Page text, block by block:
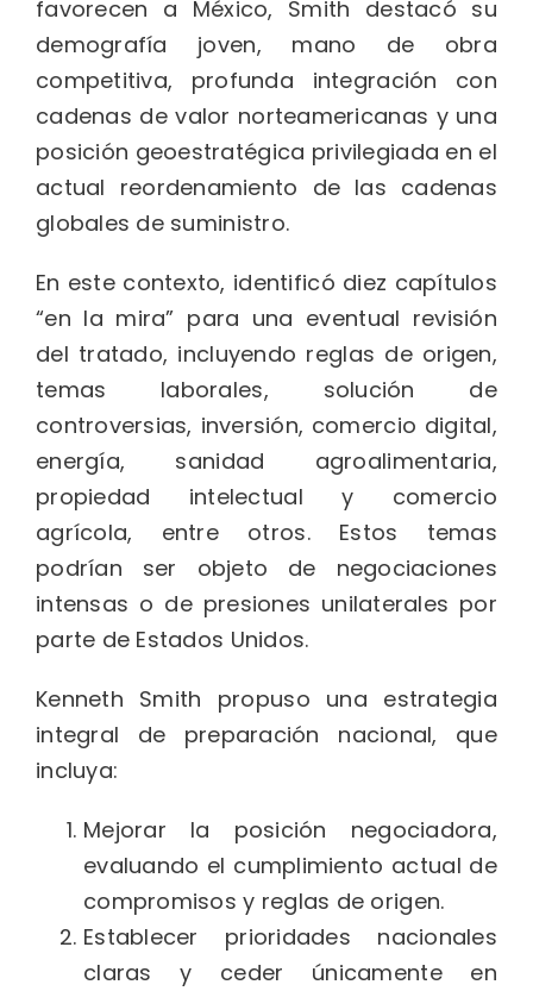
favorecen a México, Smith destacó su
demografía joven, mano de obra
competitiva, profunda integración con
cadenas de valor norteamericanas y una
posición geoestratégica privilegiada en el
actual reordenamiento de las cadenas
globales de suministro.
En este contexto, identificó diez capítulos
“en la mira” para una eventual revisión
del tratado, incluyendo reglas de origen,
temas laborales, solución de
controversias, inversión, comercio digital,
energía, sanidad agroalimentaria,
propiedad intelectual y comercio
agrícola, entre otros. Estos temas
podrían ser objeto de negociaciones
intensas o de presiones unilaterales por
parte de Estados Unidos.
Kenneth Smith propuso una estrategia
integral de preparación nacional, que
incluya:
Mejorar la posición negociadora,
evaluando el cumplimiento actual de
compromisos y reglas de origen.
Establecer prioridades nacionales
claras y ceder únicamente en